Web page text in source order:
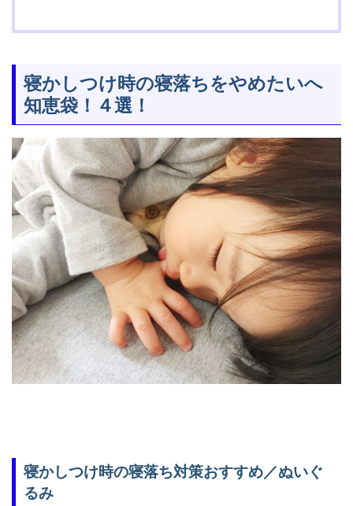
寝かしつけ時の寝落ちをやめたいへ
知恵袋！４選！
寝かしつけ時の寝落ち対策おすすめ／ぬいぐ
るみ